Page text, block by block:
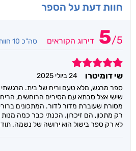
חוות דעת על הספר
5/5 דירוג הקוראים סה"כ 10 חוות דעת
5
שי דומיטרו
24 ביולי 2025
ספר מרגש, מלא טעם וריח של בית. הרגשתי
שישי אצל סבתא עם הסירים הרוחשים,
מסורת שעוברת מדור לדור. המתכונים
רק מתכון, הם זיכרון. הכנתי כבר כמה
לא רק ספר בישול הוא ירושה של נשמה.